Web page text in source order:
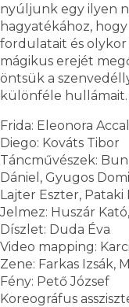
nyúljunk egy ilyen
hagyatékához,
fordulatait és
mágikus erejét
öntsük a
különféle hullámait.
Frida: Eleonora
Diego: Kováts Tibor
Táncművészek:
Dániel, Gyugos
Lajter Eszter, Pataki
Jelmez: Huszár
Díszlet: Duda Éva
Video mapping:
Zene: Farkas Izsák,
Fény: Pető József
Koreográfus